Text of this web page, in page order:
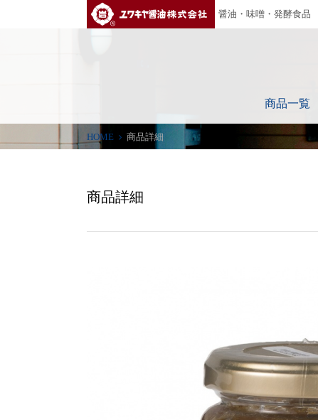
ユワキヤ醤油株式会社
醤油・味噌・発酵食品
商品一覧
HOME 商品詳細
商品詳細